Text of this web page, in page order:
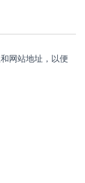
网站地址，以便